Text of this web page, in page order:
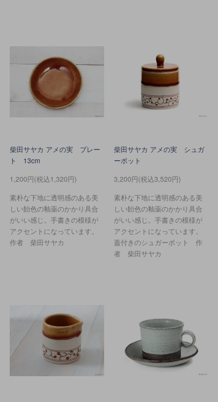
柴田サヤカ アメの実 プレー
ト 13cm
1,200円(税込1,320円)
素朴な下地に透明感のある美
しい飴色の釉薬のかかり具合
がいい感じ。手書きの模様が
アクセントになっています。
作者 柴田サヤカ
柴田サヤカ アメの実 シュガ
ーポット
3,200円(税込3,520円)
素朴な下地に透明感のある美
しい飴色の釉薬のかかり具合
がいい感じ。手書きの模様が
アクセントになっています。
蓋付きのシュガーポット 作
者 柴田サヤカ